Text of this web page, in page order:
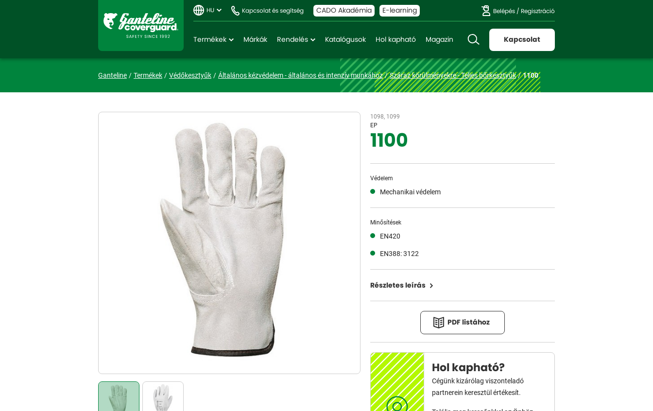
HU Kapcsolat és segítség CADO Akadémia E-learning Belépés / Regisztráció
Termékek Márkák Rendelés Katalógusok Hol kapható Magazin Kapcsolat
Ganteline Termékek Védőkesztyűk Általános kézvédelem - általános és intenzív munkához Száraz körülményekre - Teljes bőrkesztyűk 1100
1098, 1099
EP
1100
Védelem
Mechanikai védelem
Minősítések
EN420
EN388: 3122
Részletes leírás
PDF listához
Hol kapható?
Cégünk kizárólag viszonteladó
partnerein keresztül értékesít.